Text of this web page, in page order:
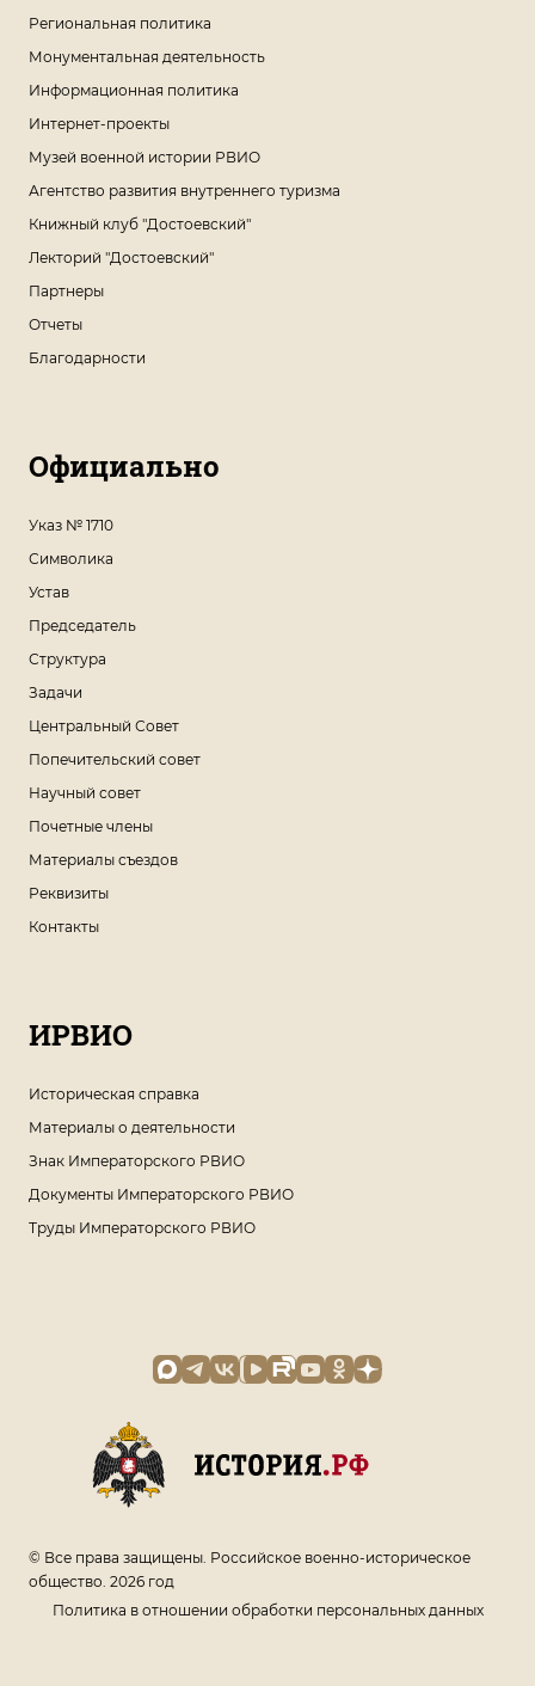
Региональная политика
Монументальная деятельность
Информационная политика
Интернет-проекты
Музей военной истории РВИО
Агентство развития внутреннего туризма
Книжный клуб "Достоевский"
Лекторий "Достоевский"
Партнеры
Отчеты
Благодарности
Официально
Указ № 1710
Символика
Устав
Председатель
Структура
Задачи
Центральный Совет
Попечительский совет
Научный совет
Почетные члены
Материалы съездов
Реквизиты
Контакты
ИРВИО
Историческая справка
Материалы о деятельности
Знак Императорского РВИО
Документы Императорского РВИО
Труды Императорского РВИО
© Все права защищены. Российское военно-историческое
общество. 2026 год
Политика в отношении обработки персональных данных